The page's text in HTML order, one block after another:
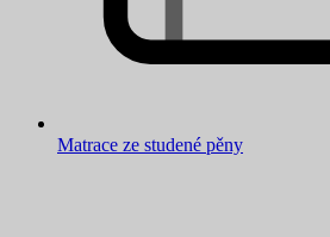
Matrace ze studené pěny